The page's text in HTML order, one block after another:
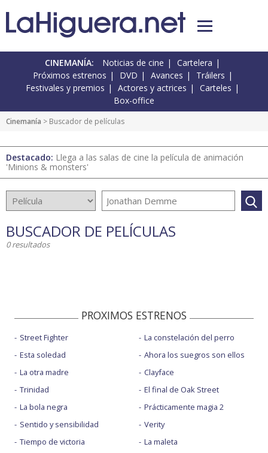
CINEMANÍA: Noticias de cine
Cartelera
Próximos estrenos
DVD Avances
Tráilers
Festivales y premios
Actores y actrices
Carteles
Box-office
Cinemanía > Buscador de películas
Destacado: Llega a las salas de cine la película de animación
'Minions & monsters'
BUSCADOR DE PELÍCULAS
0 resultados
PROXIMOS ESTRENOS
Street Fighter
Esta soledad
La otra madre
Trinidad
La bola negra
Sentido y sensibilidad
Tiempo de victoria
La constelación del perro
Ahora los suegros son ellos
Clayface
El final de Oak Street
Prácticamente magia 2
Verity
La maleta